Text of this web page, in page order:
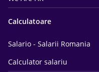
Calculatoare
Salario - Salarii Romania
Calculator salariu